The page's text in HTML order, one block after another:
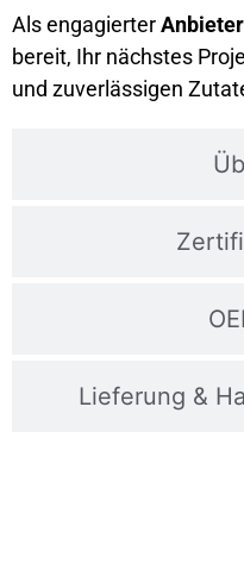
Lieferung &
Als engagierterAnbieter
bereit, Ihr nächstes
und zuverlässigen